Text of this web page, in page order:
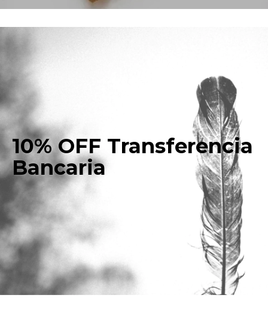
10% OFF Transferencia
Bancaria